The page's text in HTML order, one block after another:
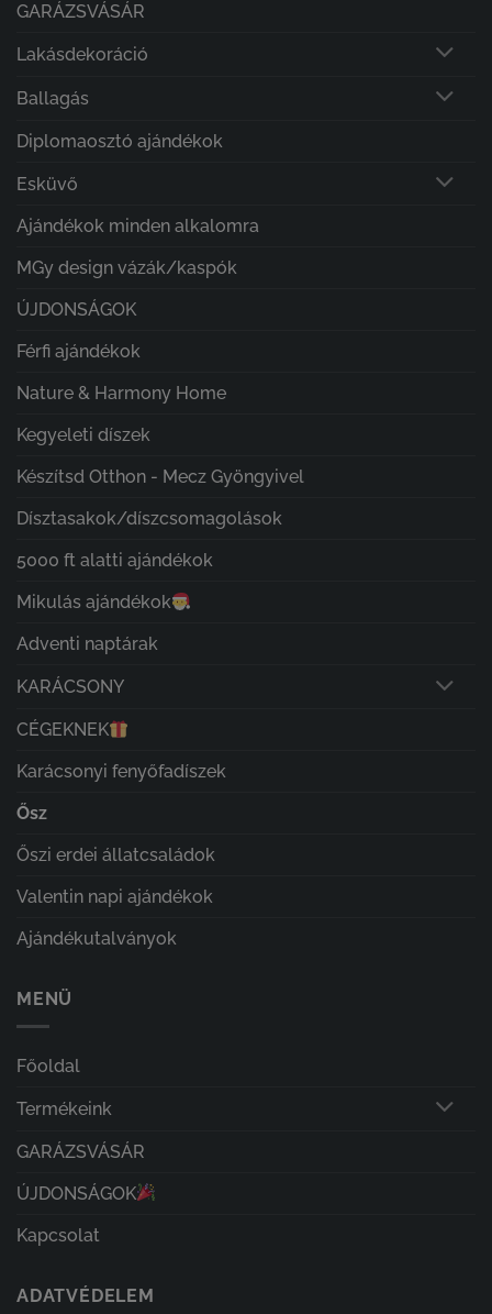
GARÁZSVÁSÁR
Lakásdekoráció
Ballagás
Diplomaosztó ajándékok
Esküvő
Ajándékok minden alkalomra
MGy design vázák/kaspók
ÚJDONSÁGOK
Férfi ajándékok
Nature & Harmony Home
Kegyeleti díszek
Készítsd Otthon - Mecz Gyöngyivel
Dísztasakok/díszcsomagolások
5000 ft alatti ajándékok
Mikulás ajándékok
Adventi naptárak
KARÁCSONY
CÉGEKNEK
Karácsonyi fenyőfadíszek
Ősz
Őszi erdei állatcsaládok
Valentin napi ajándékok
Ajándékutalványok
MENÜ
Főoldal
Termékeink
GARÁZSVÁSÁR
ÚJDONSÁGOK
Kapcsolat
ADATVÉDELEM